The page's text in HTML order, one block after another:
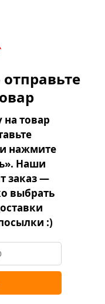
на товар
и нажмите
Наши
заказ —
выбрать
:)